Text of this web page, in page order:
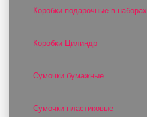
Коробки подарочные в наборах
Коробки Цилиндр
Сумочки бумажные
Сумочки пластиковые